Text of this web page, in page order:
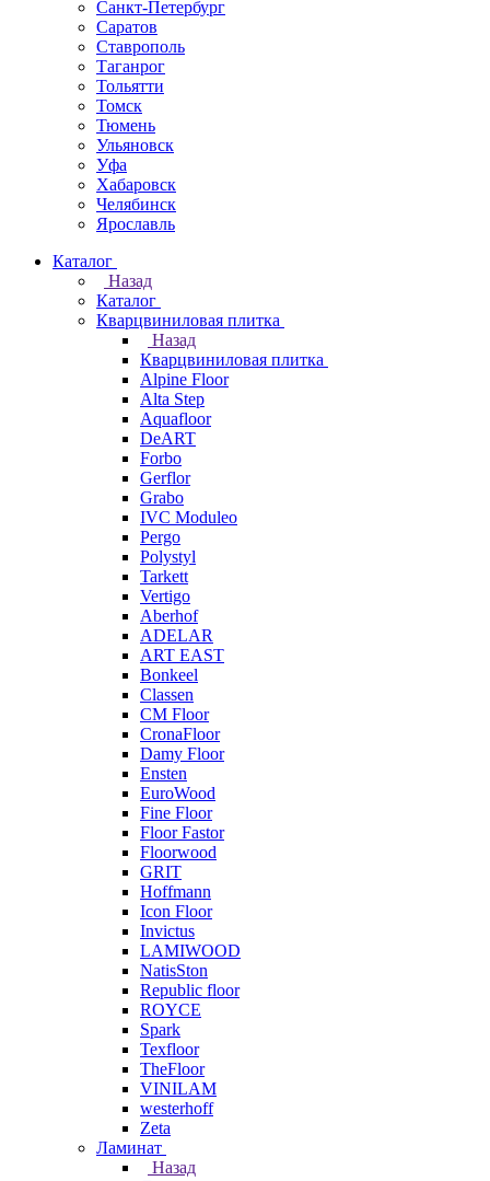
Санкт-Петербург
Саратов
Ставрополь
Таганрог
Тольятти
Томск
Тюмень
Ульяновск
Уфа
Хабаровск
Челябинск
Ярославль
Каталог
Назад
Каталог
Кварцвиниловая плитка
Назад
Кварцвиниловая плитка
Alpine Floor
Alta Step
Aquafloor
DeART
Forbo
Gerflor
Grabo
IVC Moduleo
Pergo
Polystyl
Tarkett
Vertigo
Aberhof
ADELAR
ART EAST
Bonkeel
Classen
CM Floor
CronaFloor
Damy Floor
Ensten
EuroWood
Fine Floor
Floor Fastor
Floorwood
GRIT
Hoffmann
Icon Floor
Invictus
LAMIWOOD
NatisSton
Republic floor
ROYCE
Spark
Texfloor
TheFloor
VINILAM
westerhoff
Zeta
Ламинат
Назад